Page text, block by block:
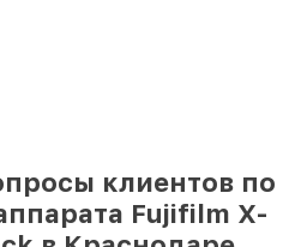
клиентов по
Fujifilm X-